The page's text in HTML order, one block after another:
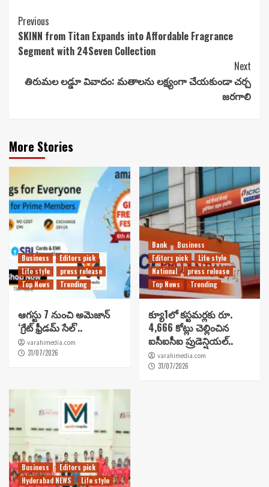
Continue
Reading
Previous
SKINN from Titan Expands into Affordable Fragrance
Segment with 24Seven Collection
Next
తిరుమల లడ్డూ వివాదం: మతాలను లక్ష్యంగా చేయకుండా చర్చ
జరగాలి
More Stories
Business
Editors pick
Life style
press release
Top News
Trending
ఆగస్టు 7 నుంచి అమెజాన్
‘గ్రేట్ ఫ్రీడమ్ సేల్’..
varahimedia.com
31/07/2026
Bank
Business
Editors pick
Life style
National
press release
Top News
Trending
క్యూ1లో కస్టమర్లకు రూ.
4,666 కోట్లు చెల్లించిన
ఐసీఐసీఐ ప్రుడెన్షియల్..
varahimedia.com
31/07/2026
Business
Editors pick
Hyderabad NEWS
Life style